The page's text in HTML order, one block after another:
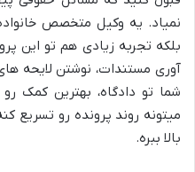
نمیاد. یه وکیل متخصص
بلکه تجربه زیادی هم تو این
آوری مستندات، نوشتن لایحه
شما تو دادگاه، بهترین کمک
میتونه روند پرونده رو
بالا ببره.